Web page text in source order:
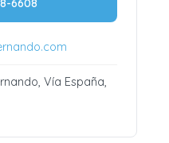
6608
Vía España,